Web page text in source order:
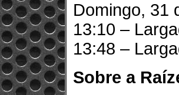
Domingo, 31
13:10 –
13:48 –
Sobre a